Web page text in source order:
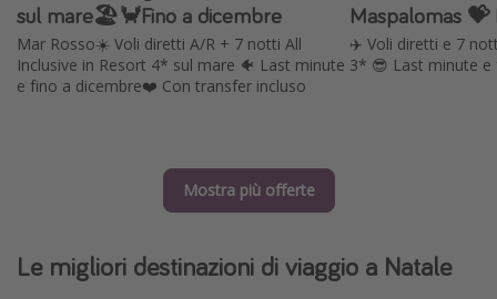
sul mare🏖🦀Fino a dicembre
Mar Rosso☀️ Voli diretti A/R + 7 notti All
Inclusive in Resort 4* sul mare 🐠 Last minute
e fino a dicembre❤️ Con transfer incluso
Maspalomas 💝
✈️ Voli diretti e 7
3* 😎 Last minute e
Mostra più offerte
Le migliori destinazioni di viaggio a Natale